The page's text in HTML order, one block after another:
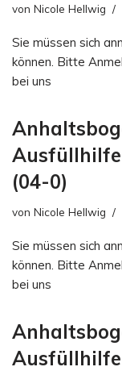
von Nicole Hellwig
Sie müssen sich
können. Bitte
bei uns
(04-0)
von Nicole Hellwig
Sie müssen sich
können. Bitte
bei uns